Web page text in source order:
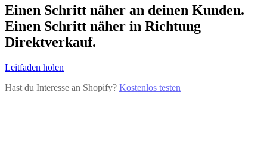
Einen Schritt näher an deinen Kunden.
Einen Schritt näher in Richtung
Direktverkauf.
Leitfaden holen
Hast du Interesse an Shopify? Kostenlos testen